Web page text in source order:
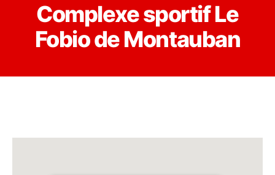
Complexe sportif Le
Fobio de Montauban